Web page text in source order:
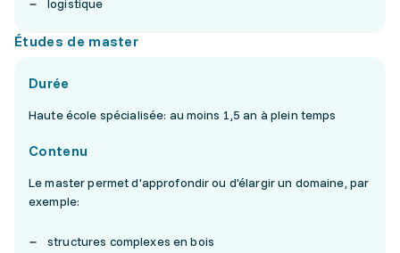
logistique
Études de master
Durée
Haute école spécialisée: au moins 1,5 an à plein temps
Contenu
Le master permet d'approfondir ou d'élargir un domaine, par
exemple:
structures complexes en bois